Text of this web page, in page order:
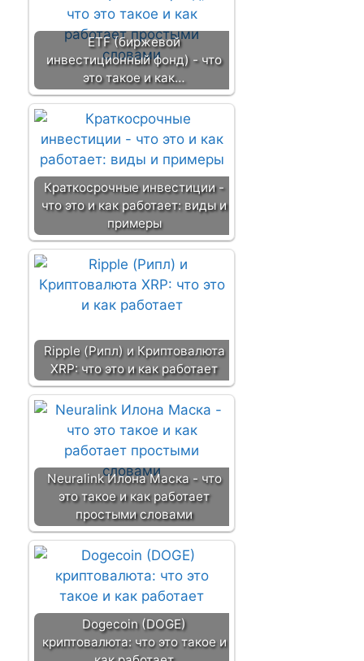
ETF (биржевой
инвестиционный фонд) - что
это такое и как…
Краткосрочные инвестиции -
что это и как работает: виды и
примеры
Ripple (Рипл) и Криптовалюта
XRP: что это и как работает
Neuralink Илона Маска - что
это такое и как работает
простыми словами
Dogecoin (DOGE)
криптовалюта: что это такое и